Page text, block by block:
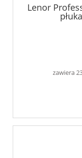
Lenor
zawiera